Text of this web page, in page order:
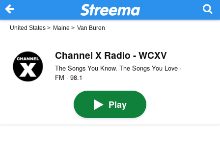
United States > Maine > Van Buren
Channel X Radio - WCXV
The Songs You Know. The Songs You Love ·
FM · 98.1
Play